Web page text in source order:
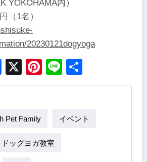
YOKOHAMA内）
（1名）
20230121dogyoga
Facebook
X Pinterest
Line
Pet Family イベント
ドッグヨガ教室